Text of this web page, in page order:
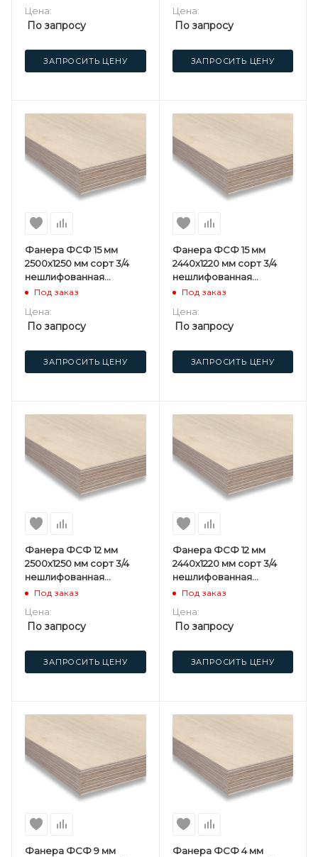
Цена:
По запросу
ЗАПРОСИТЬ ЦЕНУ
Цена:
По запросу
ЗАПРОСИТЬ ЦЕНУ
Фанера ФСФ 15 мм
2500х1250 мм сорт 3/4
нешлифованная
березовая
Под заказ
Цена:
По запросу
ЗАПРОСИТЬ ЦЕНУ
Фанера ФСФ 15 мм
2440х1220 мм сорт 3/4
нешлифованная
березовая
Под заказ
Цена:
По запросу
ЗАПРОСИТЬ ЦЕНУ
Фанера ФСФ 12 мм
2500х1250 мм сорт 3/4
нешлифованная
березовая
Под заказ
Цена:
По запросу
ЗАПРОСИТЬ ЦЕНУ
Фанера ФСФ 12 мм
2440х1220 мм сорт 3/4
нешлифованная
березовая
Под заказ
Цена:
По запросу
ЗАПРОСИТЬ ЦЕНУ
Фанера ФСФ 9 мм
Фанера ФСФ 4 мм